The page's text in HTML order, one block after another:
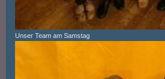
Unser Team am Samstag